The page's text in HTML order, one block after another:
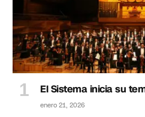
El Sistema inicia su
enero 21, 2026